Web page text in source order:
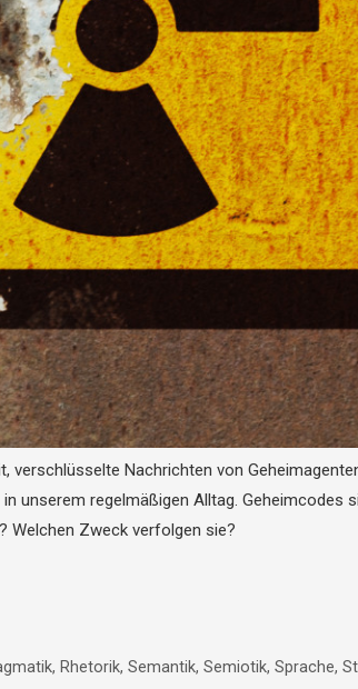
Nachrichten von
unserem regelmäßigen Alltag.
Welchen Zweck verfolgen sie?
, Rhetorik, Semantik, Semiotik, Sprache,